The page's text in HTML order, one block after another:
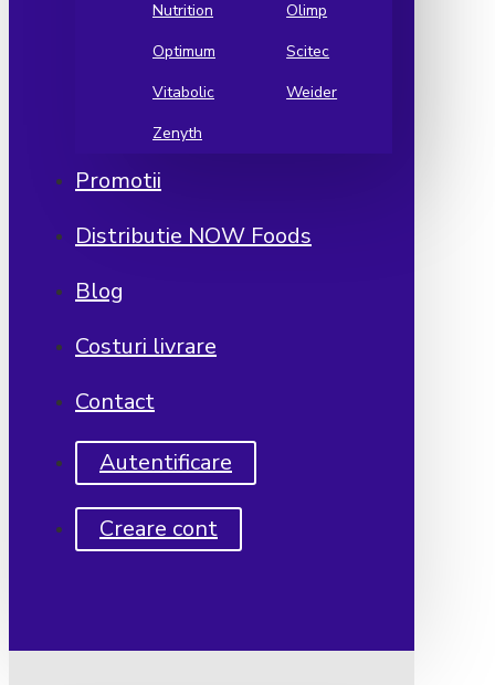
Nutrition
Olimp
Optimum
Scitec
Vitabolic
Weider
Zenyth
Promotii
Distributie NOW Foods
Blog
Costuri livrare
Contact
Autentificare
Creare cont